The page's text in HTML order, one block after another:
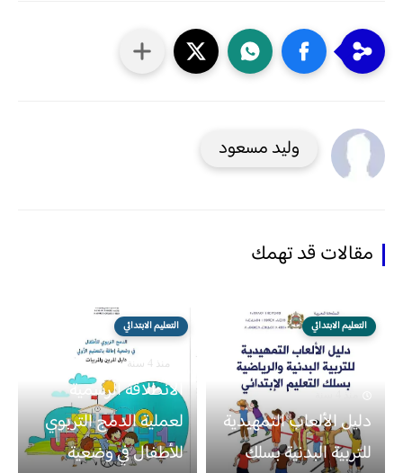
وليد مسعود
مقالات قد تهمك
التعليم الابتدائي
منذ 4 سنة
دليل الألعاب التمهيدية
للتربية البدنية بسلك
التعليم الابتدائي
منذ 4 سنة
الانطلاقة الرسمية
لعملية الدمج التربوي
للأطفال في وضعية